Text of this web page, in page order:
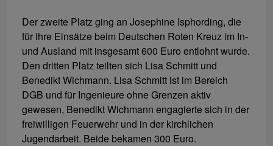
Der zweite Platz ging an Josephine Isphording, die
für ihre Einsätze beim Deutschen Roten Kreuz im In-
und Ausland mit insgesamt 600 Euro entlohnt wurde.
Den dritten Platz teilten sich Lisa Schmitt und
Benedikt Wichmann. Lisa Schmitt ist im Bereich
DGB und für Ingenieure ohne Grenzen aktiv
gewesen, Benedikt Wichmann engagierte sich in der
freiwilligen Feuerwehr und in der kirchlichen
Jugendarbeit. Beide bekamen 300 Euro.